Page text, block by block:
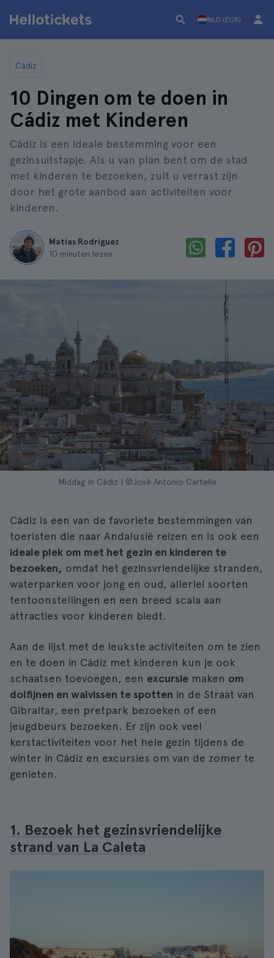
NLD (EUR)
Cádiz
10 Dingen om te doen in
Cádiz met Kinderen
Cádiz is een ideale bestemming voor een
gezinsuitstapje. Als u van plan bent om de stad
met kinderen te bezoeken, zult u verrast zijn
door het grote aanbod aan activiteiten voor
kinderen.
Matías Rodríguez
10 minuten lezen
Middag in Cádiz | ©José Antonio Cartelle
Cádiz is een van de favoriete bestemmingen van
toeristen die naar Andalusië reizen en is ook een
ideale plek om met het gezin en kinderen te
bezoeken, omdat het gezinsvriendelijke stranden,
waterparken voor jong en oud, allerlei soorten
tentoonstellingen en een breed scala aan
attracties voor kinderen biedt.
Aan de lijst met de leukste activiteiten om te zien
en te doen in Cádiz met kinderen kun je ook
schaatsen toevoegen, een excursie maken om
dolfijnen en walvissen te spotten in de Straat van
Gibraltar, een pretpark bezoeken of een
jeugdbeurs bezoeken. Er zijn ook veel
kerstactiviteiten voor het hele gezin tijdens de
winter in Cádiz en excursies om van de zomer te
genieten.
1. Bezoek het gezinsvriendelijke
strand van La Caleta